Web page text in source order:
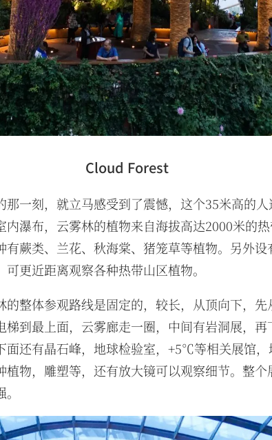
Cloud Forest
那一刻，就立马感受到了震憾，这个35米高的
内瀑布，云雾林的植物来自海拔高达2000米的
有蕨类、兰花、秋海棠、猪笼草等植物。另外设
更近距离观察各种热带山区植物。
的整体参观路线是固定的，较长，从顶向下，先
梯到最上面，云雾廊走一圈，中间有岩洞展，再
面还有晶石峰，地球检验室，+5℃等相关展馆，
植物，雕塑等，还有放大镜可以观察细节。整个